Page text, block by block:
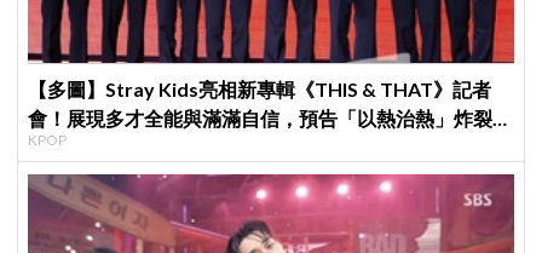
【多圖】Stray Kids亮相新專輯《THIS & THAT》記者
會！展現多才全能與滿滿自信，預告「以熱治熱」炸裂夏
日音樂圈
KPOP